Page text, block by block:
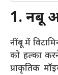
1. नींबू
नींबू में
को हल्का
प्राकृतिक